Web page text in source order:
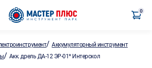
0
/Аккумуляторный инструмент
/ Акк. дрель ДА-12 ЭР-01* Интерскол